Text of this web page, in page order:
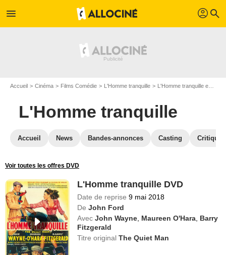
menu profil search
Accueil Cinéma Films Comédie L'Homme tranquille L'Homme tranquille en DVD
L'Homme tranquille
Accueil News Bandes-annonces Casting
Voir toutes les offres DVD
L'Homme tranquille DVD
Date de reprise 9 mai 2018
De John Ford
Avec John Wayne Maureen O'Hara Barry
Fitzgerald
Titre originalThe Quiet Man